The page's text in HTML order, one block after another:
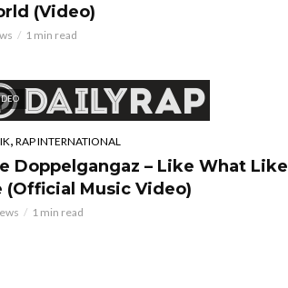
(Video)
1 min read
, RAP INTERNATIONAL
Doppelgangaz – Like What Like
(Official Music Video)
1 min read